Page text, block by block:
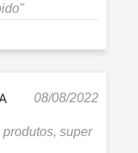
08/08/2022
super